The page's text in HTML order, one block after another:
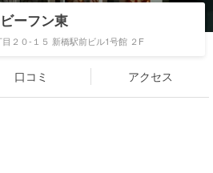
ビーフン東
２０-１５ 新橋駅前ビル1号館 ２F
口コミ アクセス